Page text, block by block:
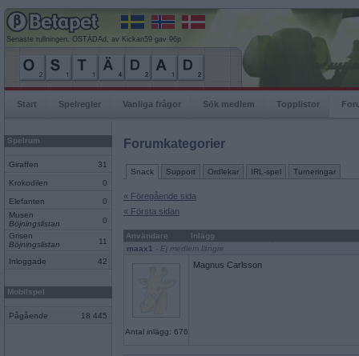
Senaste rullningen, OSTÄDAd, av Kickan59 gav 96p
Start Spelregler Vanliga frågor Sök medlem Topplistor
Spelrum
Giraffen 31
Krokodilen 0
Elefanten
0
Musen
Böjningslistan
0
Grisen
Böjningslistan
11
Inloggade 42
Mobilspel
Pågående 18 445
Forumkategorier
Snack Support Ordlekar IRL-spel Turneringar
« Föregående sida
« Första sidan
Användare
Inlägg
maax1 - Ej medlem längre
Antal inlägg: 676
Magnus Carlsson